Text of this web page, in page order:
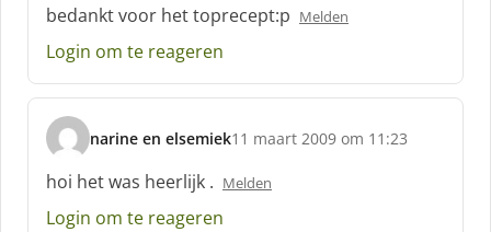
c
h
r
e
f
:
bedankt voor het toprecept:p Melden
Login om te reageren
narine en elsemiek
s
c
h
r
11 maart 2009 om 11:23
hoi het was heerlijk . Melden
Login om te reageren